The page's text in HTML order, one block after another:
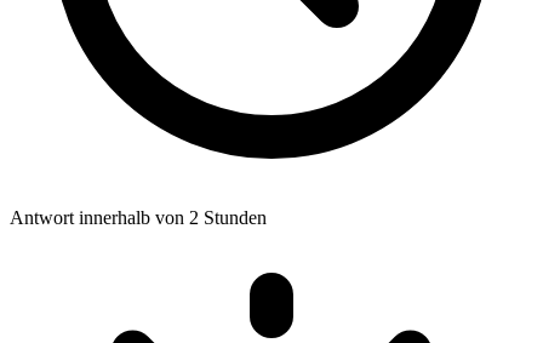
Antwort innerhalb von 2 Stunden